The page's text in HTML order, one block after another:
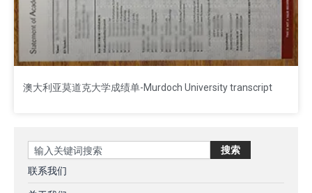
澳大利亚莫道克大学成绩单-Murdoch University transcript
Search 搜索
联系我们